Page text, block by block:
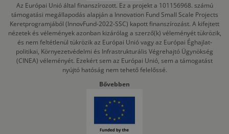
Az Európai Unió által finanszírozott. Ez a projekt a 101156968. számú
támogatási megállapodás alapján a Innovation Fund Small Scale Projects
Keretprogramjából (InnovFund-2022-SSC) kapott finanszírozást. A kifejtett
nézetek és vélemények azonban kizárólag a szerző(k) véleményét tükrözik,
és nem feltétlenül tükrözik az Európai Unió vagy az Európai Éghajlat-
politikai, Környezetvédelmi és Infrastrukturális Végrehajtó Ügynökség
(CINEA) véleményét. Ezekért sem az Európai Unió, sem a támogatást
nyújtó hatóság nem tehető felelőssé.
Bővebben